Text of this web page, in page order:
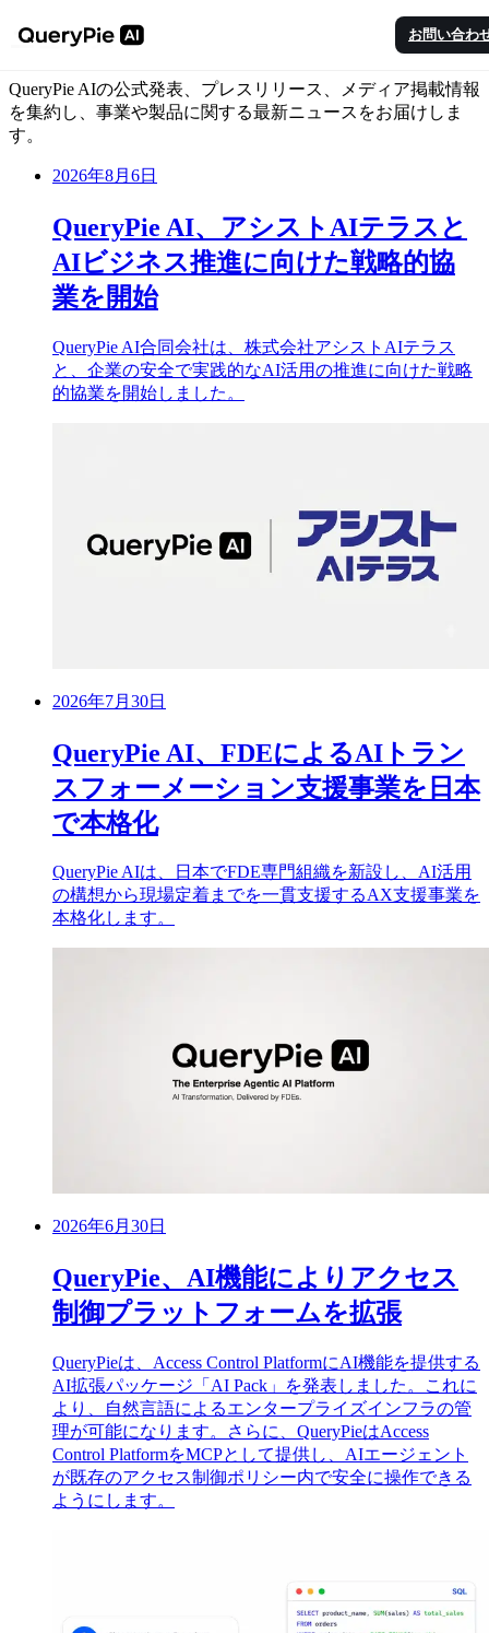
お問い合わ
ニュース
QueryPie AIの公式発表、プレスリリース、メディア掲載情報
を集約し、事業や製品に関する最新ニュースをお届けしま
す。
2026年8月6日
QueryPie AI、アシストAIテラスと
AIビジネス推進に向けた戦略的協
業を開始
QueryPie AI合同会社は、株式会社アシストAIテラス
と、企業の安全で実践的なAI活用の推進に向けた戦略
的協業を開始しました。
2026年7月30日
QueryPie AI、FDEによるAIトラン
スフォーメーション支援事業を日本
で本格化
QueryPie AIは、日本でFDE専門組織を新設し、AI活用
の構想から現場定着までを一貫支援するAX支援事業を
本格化します。
2026年6月30日
QueryPie、AI機能によりアクセス
制御プラットフォームを拡張
QueryPieは、Access Control PlatformにAI機能を提供する
AI拡張パッケージ「AI Pack」を発表しました。これに
より、自然言語によるエンタープライズインフラの管
理が可能になります。さらに、QueryPieはAccess
Control PlatformをMCPとして提供し、AIエージェント
が既存のアクセス制御ポリシー内で安全に操作できる
ようにします。